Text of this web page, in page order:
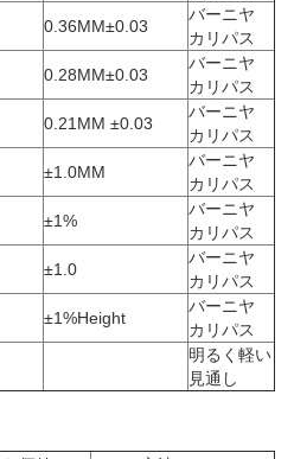
0.36MM±0.03
バーニヤ
カリパス
0.28MM±0.03
バーニヤ
カリパス
0.21MM ±0.03
バーニヤ
カリパス
±1.0MM
バーニヤ
カリパス
±1%
バーニヤ
カリパス
±1.0
バーニヤ
カリパス
±1%Height
バーニヤ
カリパス
明るく軽い
見通し